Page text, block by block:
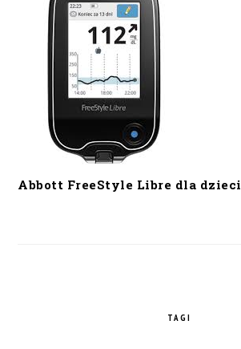
Abbott FreeStyle Libre dla dzieci
TAGI